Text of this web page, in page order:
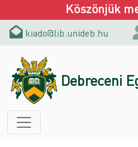
Köszönjük
kiado@lib.unideb.hu
Debreceni